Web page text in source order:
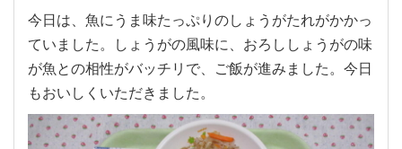
今日は、魚にうま味たっぷりのしょうがたれがかかっ
ていました。しょうがの風味に、おろししょうがの味
が魚との相性がバッチリで、ご飯が進みました。今日
もおいしくいただきました。